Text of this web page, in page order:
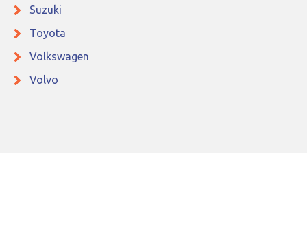
Suzuki
Toyota
Volkswagen
Volvo